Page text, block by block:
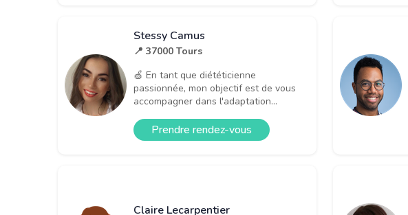
Stessy Camus
📍 37000 Tours
🍏 En tant que diététicienne
passionnée, mon objectif est de vous
accompagner dans l'adaptation...
Prendre rendez-vous
Claire Lecarpentier